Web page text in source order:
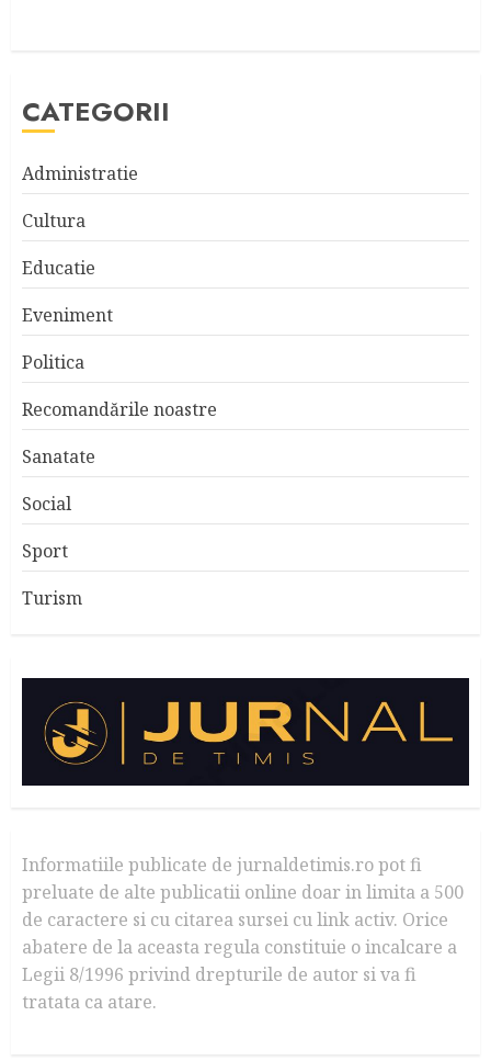
CATEGORII
Administratie
Cultura
Educatie
Eveniment
Politica
Recomandările noastre
Sanatate
Social
Sport
Turism
Informatiile publicate de jurnaldetimis.ro pot fi
preluate de alte publicatii online doar in limita a 500
de caractere si cu citarea sursei cu link activ. Orice
abatere de la aceasta regula constituie o incalcare a
Legii 8/1996 privind drepturile de autor si va fi
tratata ca atare.